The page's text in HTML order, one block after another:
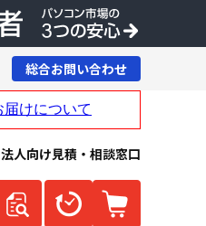
法人向け見積・相談窓口
総合お問い合わせ